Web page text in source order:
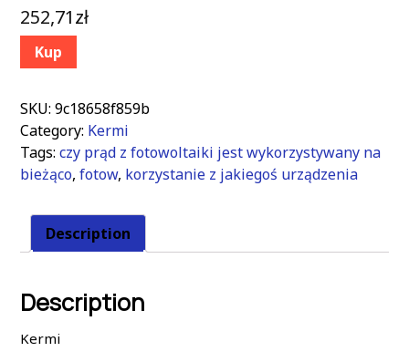
252,71zł
Kup
SKU: 9c18658f859b
Category: Kermi
Tags: czy prąd z fotowoltaiki jest wykorzystywany na
bieżąco, fotow, korzystanie z jakiegoś urządzenia
Description
Description
Kermi